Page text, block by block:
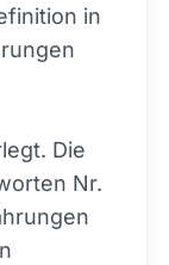
in
Die
Nr.